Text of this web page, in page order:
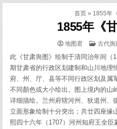
首页» 1855年
1855年《
地图君 古代舆
此《甘肃舆图》绘制于清同治年间（
期甘肃省的行政区划建制和山川地理
府、州、厅、县等不同行政区划及属
不同顏色或大小绘出。图上境内的山
详细描绘。兰州府辖河州、狄道州、
立面形象绘制十分突出；共廿四座缘
熙四十六年（1707）河州知府王全臣